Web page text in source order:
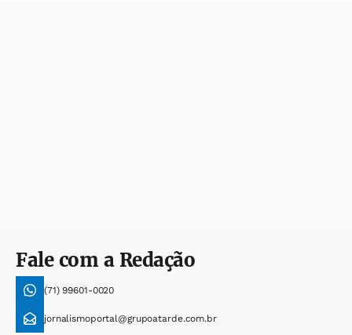
Fale com a Redação
(71) 99601-0020
jornalismoportal@grupoatarde.com.br